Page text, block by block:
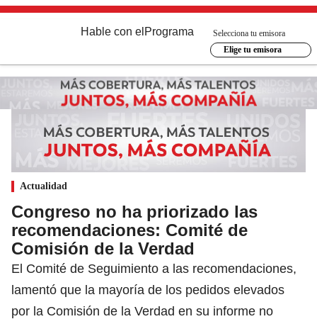
Hable con el Programa
Selecciona tu emisora
Elige tu emisora
Actualidad
Congreso no ha priorizado las
recomendaciones: Comité de
Comisión de la Verdad
El Comité de Seguimiento a las recomendaciones,
lamentó que la mayoría de los pedidos elevados
por la Comisión de la Verdad en su informe no